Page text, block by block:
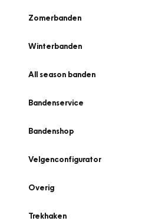
Zomerbanden
Winterbanden
All season banden
Bandenservice
Bandenshop
Velgenconfigurator
Overig
Trekhaken